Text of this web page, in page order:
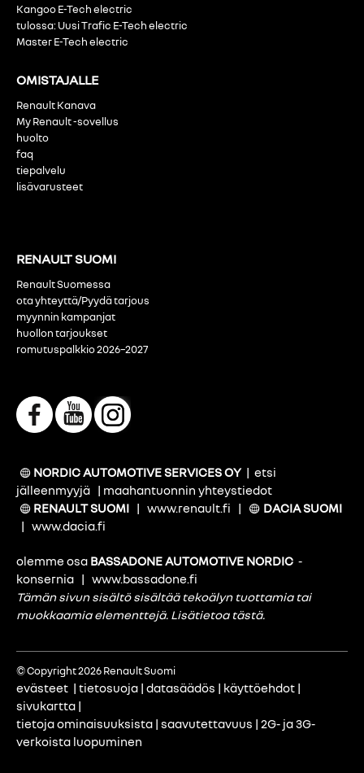
Kangoo E-Tech electric
tulossa: Uusi Trafic E-Tech electric
Master E-Tech electric
OMISTAJALLE
Renault Kanava
My Renault -sovellus
huolto
faq
tiepalvelu
lisävarusteet
RENAULT SUOMI
Renault Suomessa
ota yhteyttä/Pyydä tarjous
myynnin kampanjat
huollon tarjoukset
romutuspalkkio 2026–2027
NORDIC AUTOMOTIVE SERVICES OY | etsi
jälleenmyyjä | maahantuonnin yhteystiedot
RENAULT SUOMI | www.renault.fi |
DACIA SUOMI
| www.dacia.fi
olemme osa BASSADONE AUTOMOTIVE NORDIC -
konsernia | www.bassadone.fi
Tämän sivun sisältö sisältää tekoälyn tuottamia tai
muokkaamia elementtejä. Lisätietoa tästä.
© Copyright 2026 Renault Suomi
evästeet |tietosuoja |datasäädös | käyttöehdot |
sivukartta |
tietoja ominaisuuksista |saavutettavuus |2G- ja 3G-
verkoista luopuminen